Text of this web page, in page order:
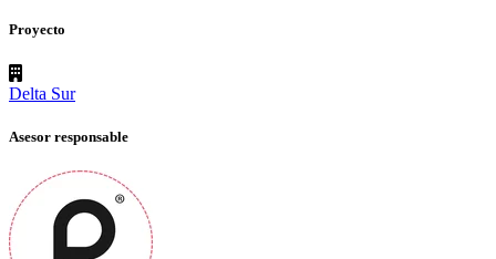
Proyecto
Delta Sur
Asesor responsable